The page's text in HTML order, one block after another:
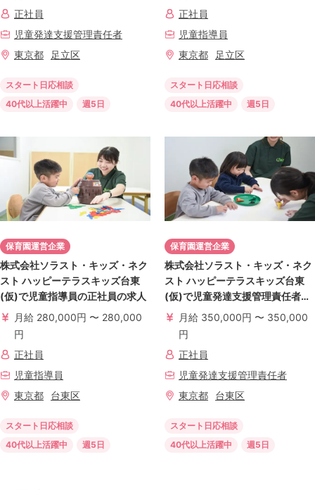
正社員
児童発達支援管理責任者
東京都
足立区
スタート日応相談
40代以上活躍中
週5日
正社員
児童指導員
東京都
足立区
スタート日応相談
40代以上活躍中
週5日
保育園運営企業
株式会社ソラスト・キッズ・ネク
スト ハッピーテラスキッズ台東
(仮)で児童指導員の正社員の求人
月給 280,000円 〜 280,000
円
正社員
児童指導員
東京都
台東区
スタート日応相談
40代以上活躍中
週5日
保育園運営企業
株式会社ソラスト・キッズ・ネク
スト ハッピーテラスキッズ台東
(仮)で児童発達支援管理責任者の
正社員の求人
月給 350,000円 〜 350,000
円
正社員
児童発達支援管理責任者
東京都
台東区
スタート日応相談
40代以上活躍中
週5日